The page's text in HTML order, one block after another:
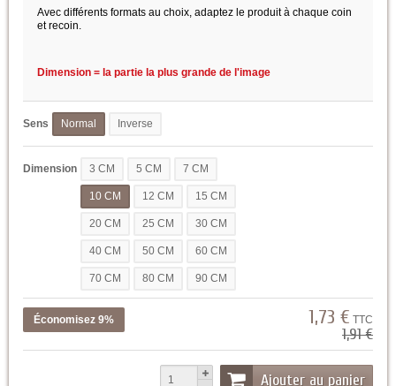
Avec différents formats au choix, adaptez le produit à chaque coin
et recoin.
Dimension = la partie la plus grande de l'image
Sens Normal Inverse
Dimension 3 CM 5 CM 7 CM
10 CM 12 CM 15 CM
20 CM 25 CM 30 CM
40 CM 50 CM 60 CM
70 CM 80 CM 90 CM
Économisez 9% 1,73 € TTC
1,91 €
Ajouter au panier